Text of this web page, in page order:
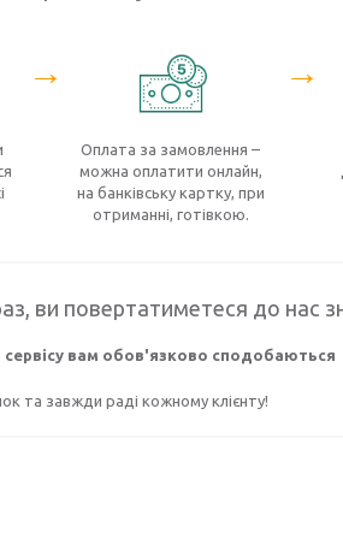
→
Оплата за замовлення –
можна оплатити онлайн,
на банківську картку, при
отриманні, готівкою.
→
ви повертатиметеся до нас
сервісу вам обов'язково сподобаються
та завжди раді кожному клієнту!